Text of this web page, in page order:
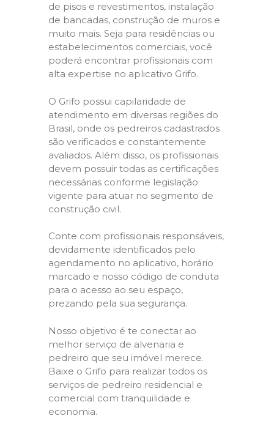
de pisos e revestimentos, instalação
de bancadas, construção de muros e
muito mais. Seja para residências ou
estabelecimentos comerciais, você
poderá encontrar profissionais com
alta expertise no aplicativo Grifo.
O Grifo possui capilaridade de
atendimento em diversas regiões do
Brasil, onde os pedreiros cadastrados
são verificados e constantemente
avaliados. Além disso, os profissionais
devem possuir todas as certificações
necessárias conforme legislação
vigente para atuar no segmento de
construção civil.
Conte com profissionais responsáveis,
devidamente identificados pelo
agendamento no aplicativo, horário
marcado e nosso código de conduta
para o acesso ao seu espaço,
prezando pela sua segurança.
Nosso objetivo é te conectar ao
melhor serviço de alvenaria e
pedreiro que seu imóvel merece.
Baixe o Grifo para realizar todos os
serviços de pedreiro residencial e
comercial com tranquilidade e
economia.